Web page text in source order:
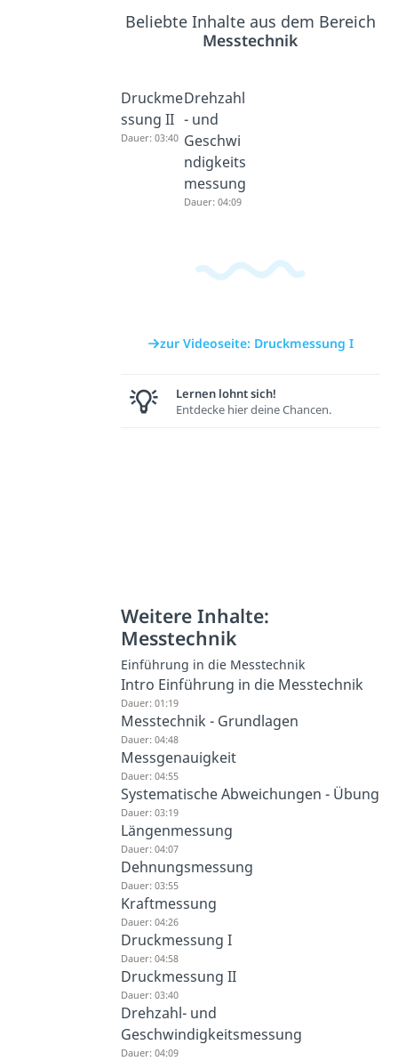
Beliebte Inhalte aus dem Bereich
Messtechnik
Druckme
ssung II
Dauer: 03:40
Drehzahl
- und
Geschwi
ndigkeits
messung
Dauer: 04:09
zur Videoseite: Druckmessung I
Lernen lohnt sich!
Entdecke hier deine Chancen.
Weitere Inhalte:
Messtechnik
Einführung in die Messtechnik
Intro Einführung in die Messtechnik
Dauer: 01:19
Messtechnik - Grundlagen
Dauer: 04:48
Messgenauigkeit
Dauer: 04:55
Systematische Abweichungen - Übung
Dauer: 03:19
Längenmessung
Dauer: 04:07
Dehnungsmessung
Dauer: 03:55
Kraftmessung
Dauer: 04:26
Druckmessung I
Dauer: 04:58
Druckmessung II
Dauer: 03:40
Drehzahl- und
Geschwindigkeitsmessung
Dauer: 04:09